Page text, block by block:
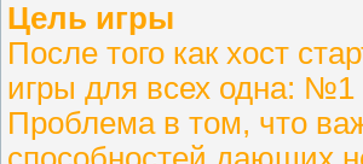
Цель игры
После того как хост
игры для всех одна: №1
Проблема в том, что